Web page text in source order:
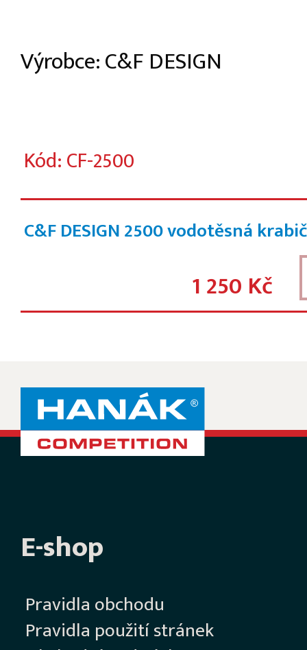
Výrobce: C&F DESIGN
Kód: CF-2500
C&F DESIGN 2500 vodotěsná
1 250 Kč
E-shop
Pravidla obchodu
Pravidla použití stránek